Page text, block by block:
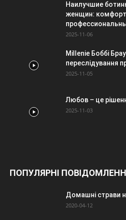
Наилучшие
женщин:
2025-11-06
Millenie Боббі
переслідування
2025-11-05
Любов – це
2025-11-03
ПОПУЛЯРНІ
Домашні страви
2020-04-12